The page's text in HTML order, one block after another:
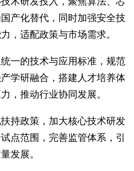
产化替代，同时加强安全技
，适配政策与市场需求。
一的技术与应用标准，规范
学研融合，搭建人才培养体
，推动行业协同发展。
持政策，加大核心技术研发
点范围，完善监管体系，引
发展。